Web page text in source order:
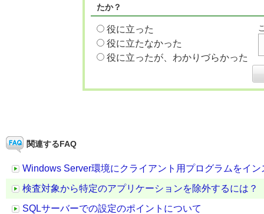
たか？
役に立った
役に立たなかった
役に立ったが、わかりづらかった
関連するFAQ
Windows Server環境にクライアント用プログラムをイ
検査対象から特定のアプリケーションを除外するには？
SQLサーバーでの設定のポイントについて